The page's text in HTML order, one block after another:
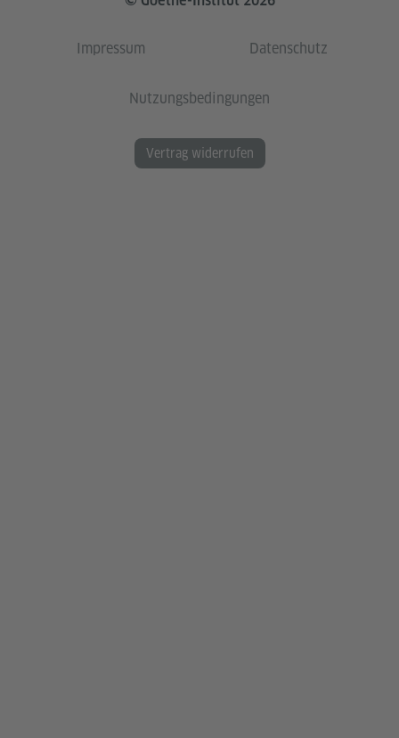
Impressum Datenschutz
Nutzungsbedingungen
Vertrag widerrufen